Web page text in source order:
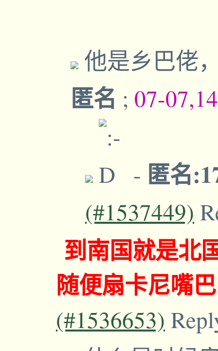
他是乡巴佬
匿名 ; 07-
- 匿名
(#1537449)
到南国就是北
随便扇卡尼嘴巴
(#1536653)